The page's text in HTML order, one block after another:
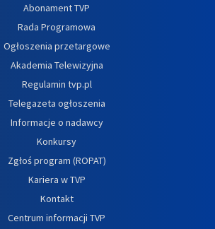
Abonament TVP
Rada Programowa
Ogłoszenia przetargowe
Akademia Telewizyjna
Regulamin tvp.pl
Telegazeta ogłoszenia
Informacje o nadawcy
Konkursy
Zgłoś program (ROPAT)
Kariera w TVP
Kontakt
Centrum informacji TVP